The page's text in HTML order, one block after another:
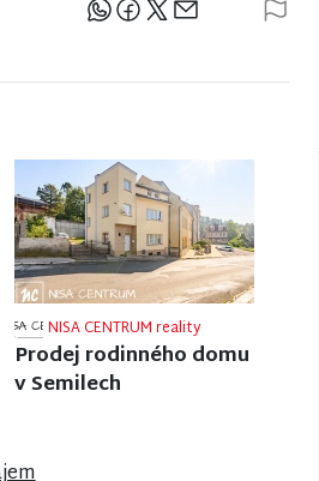
Sdílejte článek
NISA CENTRUM reality
Prodej rodinného domu
ve Frýdlantu